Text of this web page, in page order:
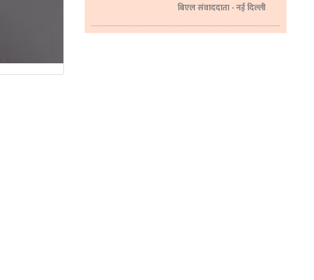
बिएल संवाददाता - नई दिल्ली